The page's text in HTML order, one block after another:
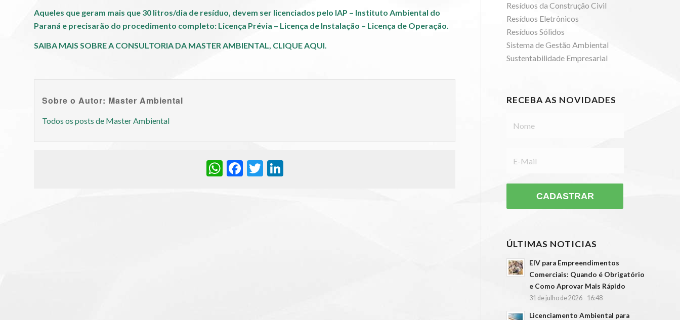
Aqueles que geram mais que 30 litros/dia de resíduo, devem ser licenciados pelo IAP – Instituto Ambiental do
Paraná e precisarão do procedimento completo: Licença Prévia – Licença de Instalação – Licença de Operação.
SAIBA MAIS SOBRE A CONSULTORIA DA MASTER AMBIENTAL, CLIQUE AQUI.
Sobre o Autor: Master Ambiental
Todos os posts de Master Ambiental
WhatsApp
Facebook
Twitter
LinkedIn
Resíduos da Construção Civil
Resíduos Eletrônicos
Resíduos Sólidos
Sistema de Gestão Ambiental
Sustentabilidade Empresarial
RECEBA AS NOVIDADES
ÚLTIMAS NOTICIAS
EIV para Empreendimentos
Comerciais: Quando é Obrigatório
e Como Aprovar Mais Rápido
31 de julho de 2026 - 16:48
Licenciamento Ambiental para